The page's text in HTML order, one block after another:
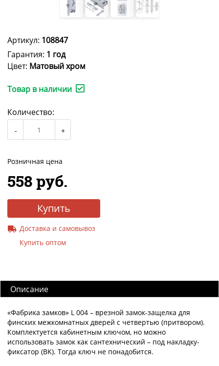
Артикул: 108847
Гарантия: 1 год
Цвет: Матовый хром
Товар в наличии
Количество:
Розничная цена
558 руб.
Купить
Доставка и самовывоз
Купить оптом
Описание
«Фабрика замков» L 004 – врезной замок-защелка для
финских межкомнатных дверей с четвертью (притвором).
Комплектуется кабинетным ключом, но можно
использовать замок как сантехнический – под накладку-
фиксатор (BK). Тогда ключ не понадобится.